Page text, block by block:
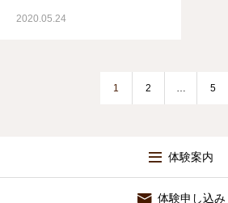
2020.05.24
1 2 … 5
体験案内
体験申し込み